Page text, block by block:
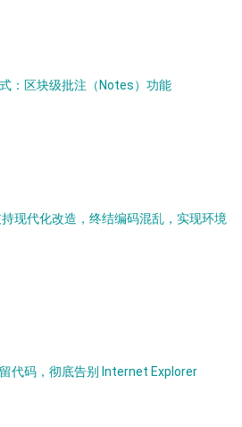
：区块级批注（Notes）功能
现代化改造，终结编码混乱，实现环境
代码，彻底告别 Internet Explorer